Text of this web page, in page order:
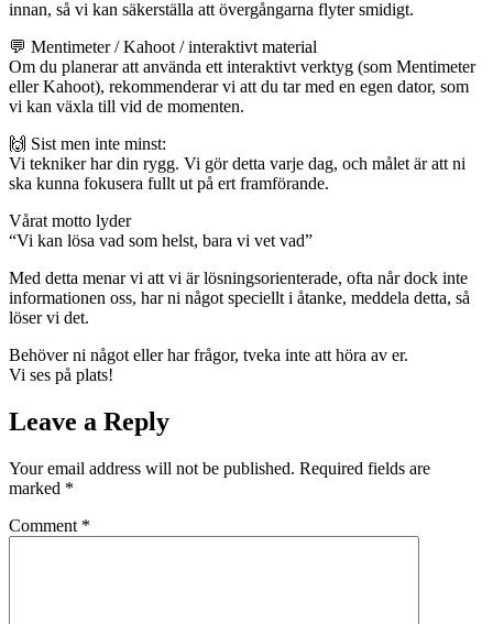
innan, så vi kan säkerställa att övergångarna flyter smidigt.
💬 Mentimeter / Kahoot / interaktivt material
Om du planerar att använda ett interaktivt verktyg (som Mentimeter
eller Kahoot), rekommenderar vi att du tar med en egen dator, som
vi kan växla till vid de momenten.
🙌 Sist men inte minst:
Vi tekniker har din rygg. Vi gör detta varje dag, och målet är att ni
ska kunna fokusera fullt ut på ert framförande.
Vårat motto lyder
“Vi kan lösa vad som helst, bara vi vet vad”
Med detta menar vi att vi är lösningsorienterade, ofta når dock inte
informationen oss, har ni något speciellt i åtanke, meddela detta, så
löser vi det.
Behöver ni något eller har frågor, tveka inte att höra av er.
Vi ses på plats!
Leave a Reply
Your email address will not be published. Required fields are
marked *
Comment *